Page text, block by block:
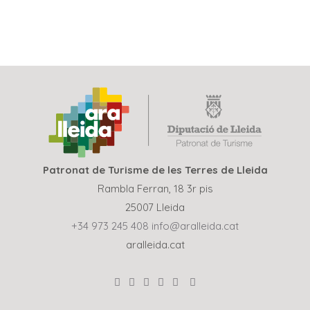
Patronat de Turisme de les Terres de Lleida
Rambla Ferran, 18 3r pis
25007 Lleida
+34 973 245 408 info@aralleida.cat
aralleida.cat